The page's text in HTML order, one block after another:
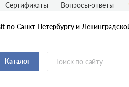
по Санкт-Петербургу и
Каталог
Сертификаты Вопросы-ответы